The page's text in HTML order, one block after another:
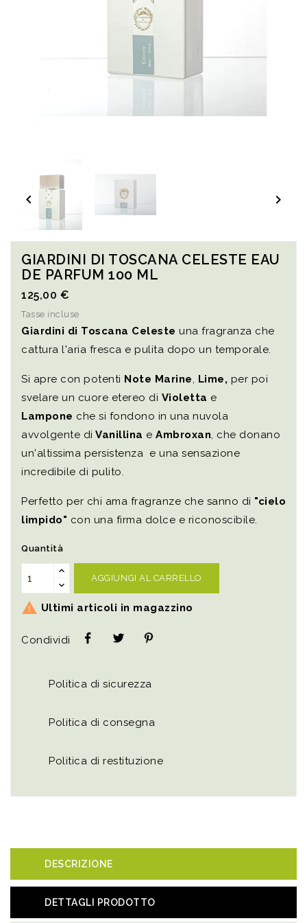
 
GIARDINI DI TOSCANA CELESTE EAU
DE PARFUM 100 ML
125,00 €
Tasse incluse
Giardini di Toscana Celeste una fragranza che
cattura l'aria fresca e pulita dopo un temporale.
Si apre con potenti Note Marine, Lime, per poi
svelare un cuore etereo di Violetta e
Lampone che si fondono in una nuvola
avvolgente di Vanillina e Ambroxan, che donano
un'altissima persistenza e una sensazione
incredibile di pulito.
Perfetto per chi ama fragranze che sanno di "cielo
limpido" con una firma dolce e riconoscibile.
Quantità
AGGIUNGI AL CARRELLO
 Ultimi articoli in magazzino
Condividi
Politica di sicurezza
Politica di consegna
Politica di restituzione
DESCRIZIONE
DETTAGLI PRODOTTO